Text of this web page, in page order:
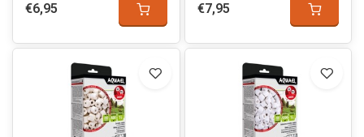
€6,95 €7,95